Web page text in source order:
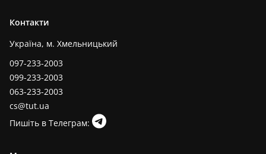
Контакти
Україна, м. Хмельницький
097-233-2003
099-233-2003
063-233-2003
cs@tut.ua
Пишіть в Телеграм: